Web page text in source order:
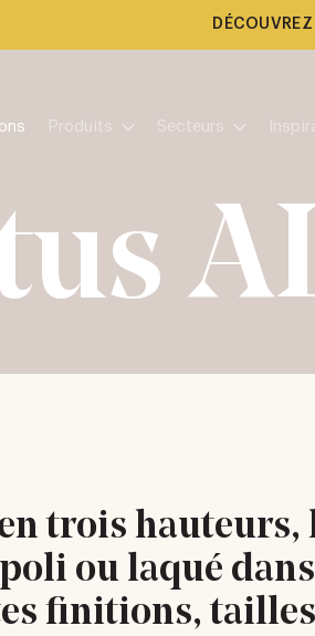
Produits Secteurs
trois hauteurs,
ou laqué
finitions,